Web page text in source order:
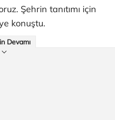
Şehrin tanıtımı için
konuştu.
Devamı